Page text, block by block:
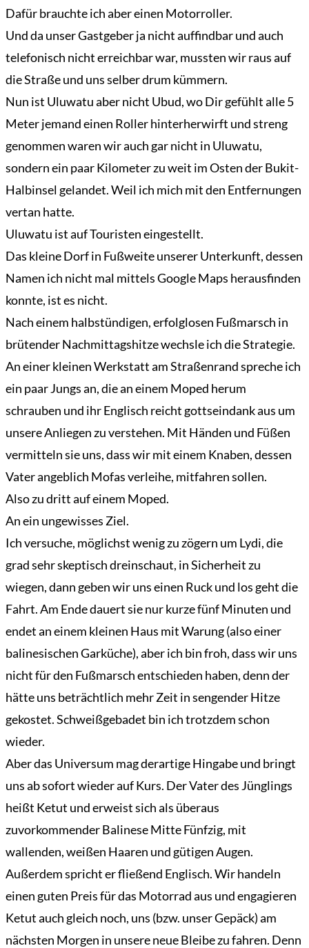
Dafür brauchte ich aber einen Motorroller.
Und da unser Gastgeber ja nicht auffindbar und auch
telefonisch nicht erreichbar war, mussten wir raus auf
die Straße und uns selber drum kümmern.
Nun ist Uluwatu aber nicht Ubud, wo Dir gefühlt alle 5
Meter jemand einen Roller hinterherwirft und streng
genommen waren wir auch gar nicht in Uluwatu,
sondern ein paar Kilometer zu weit im Osten der Bukit-
Halbinsel gelandet. Weil ich mich mit den Entfernungen
vertan hatte.
Uluwatu ist auf Touristen eingestellt.
Das kleine Dorf in Fußweite unserer Unterkunft, dessen
Namen ich nicht mal mittels Google Maps herausfinden
konnte, ist es nicht.
Nach einem halbstündigen, erfolglosen Fußmarsch in
brütender Nachmittagshitze wechsle ich die Strategie.
An einer kleinen Werkstatt am Straßenrand spreche ich
ein paar Jungs an, die an einem Moped herum
schrauben und ihr Englisch reicht gottseindank aus um
unsere Anliegen zu verstehen. Mit Händen und Füßen
vermitteln sie uns, dass wir mit einem Knaben, dessen
Vater angeblich Mofas verleihe, mitfahren sollen.
Also zu dritt auf einem Moped.
An ein ungewisses Ziel.
Ich versuche, möglichst wenig zu zögern um Lydi, die
grad sehr skeptisch dreinschaut, in Sicherheit zu
wiegen, dann geben wir uns einen Ruck und los geht die
Fahrt. Am Ende dauert sie nur kurze fünf Minuten und
endet an einem kleinen Haus mit Warung (also einer
balinesischen Garküche), aber ich bin froh, dass wir uns
nicht für den Fußmarsch entschieden haben, denn der
hätte uns beträchtlich mehr Zeit in sengender Hitze
gekostet. Schweißgebadet bin ich trotzdem schon
wieder.
Aber das Universum mag derartige Hingabe und bringt
uns ab sofort wieder auf Kurs. Der Vater des Jünglings
heißt Ketut und erweist sich als überaus
zuvorkommender Balinese Mitte Fünfzig, mit
wallenden, weißen Haaren und gütigen Augen.
Außerdem spricht er fließend Englisch. Wir handeln
einen guten Preis für das Motorrad aus und engagieren
Ketut auch gleich noch, uns (bzw. unser Gepäck) am
nächsten Morgen in unsere neue Bleibe zu fahren. Denn